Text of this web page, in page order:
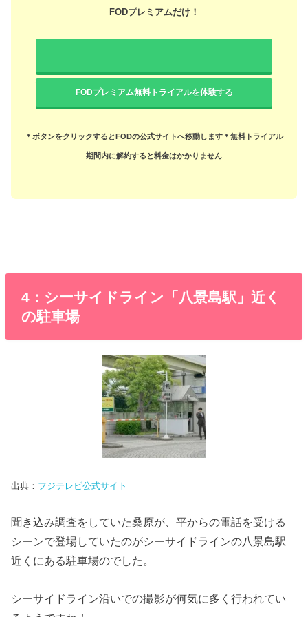
FODプレミアムだけ！
FODプレミアム無料トライアルを体験する
＊ボタンをクリックするとFODの公式サイトへ移動します ＊無料トライアル
期間内に解約すると料金はかかりません
4：シーサイドライン「八景島駅」近く
の駐車場
出典： フジテレビ公式サイト
聞き込み調査をしていた桑原が、平からの電話を受ける
シーンで登場していたのがシーサイドラインの八景島駅
近くにある駐車場のでした。
シーサイドライン沿いでの撮影が何気に多く行われてい